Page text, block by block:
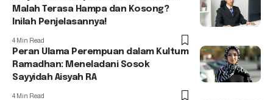
Malah Terasa Hampa dan Kosong?
Inilah Penjelasannya!
4 Min Read
Peran Ulama Perempuan dalam Kultum
Ramadhan: Meneladani Sosok
Sayyidah Aisyah RA
4 Min Read